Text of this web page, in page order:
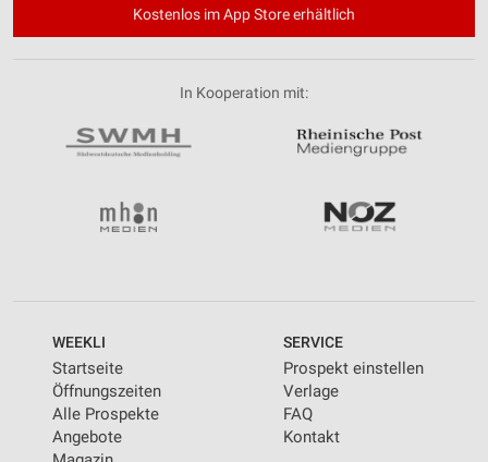
Kostenlos im App Store erhältlich
In Kooperation mit:
WEEKLI
Startseite
Öffnungszeiten
Alle Prospekte
Angebote
SERVICE
Prospekt einstellen
Verlage
FAQ
Kontakt